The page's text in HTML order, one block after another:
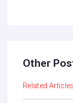
Other
Related Articles